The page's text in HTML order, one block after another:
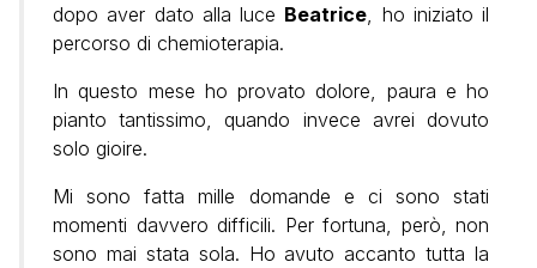
dopo aver dato alla luce Beatrice , ho iniziato il
percorso di chemioterapia.
In questo mese ho provato dolore, paura e ho
pianto tantissimo, quando invece avrei dovuto
solo gioire.
Mi sono fatta mille domande e ci sono stati
momenti davvero difficili. Per fortuna, però, non
sono mai stata sola. Ho avuto accanto tutta la